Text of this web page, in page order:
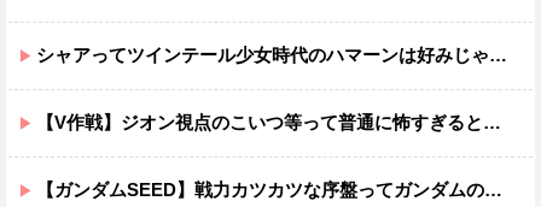
シャアってツインテール少女時代のハマーンは好みじゃなかったの？
【V作戦】ジオン視点のこいつ等って普通に怖すぎると思う…
【ガンダムSEED】戦力カツカツな序盤ってガンダムの中だと割と珍しい気がする